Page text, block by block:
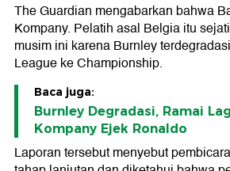
The Guardian mengabarkan bahwa
Kompany. Pelatih asal Belgia itu
musim ini karena Burnley
League ke Championship.
Baca juga:
Burnley Degradasi, Ramai
Kompany Ejek Ronaldo
Laporan tersebut menyebut